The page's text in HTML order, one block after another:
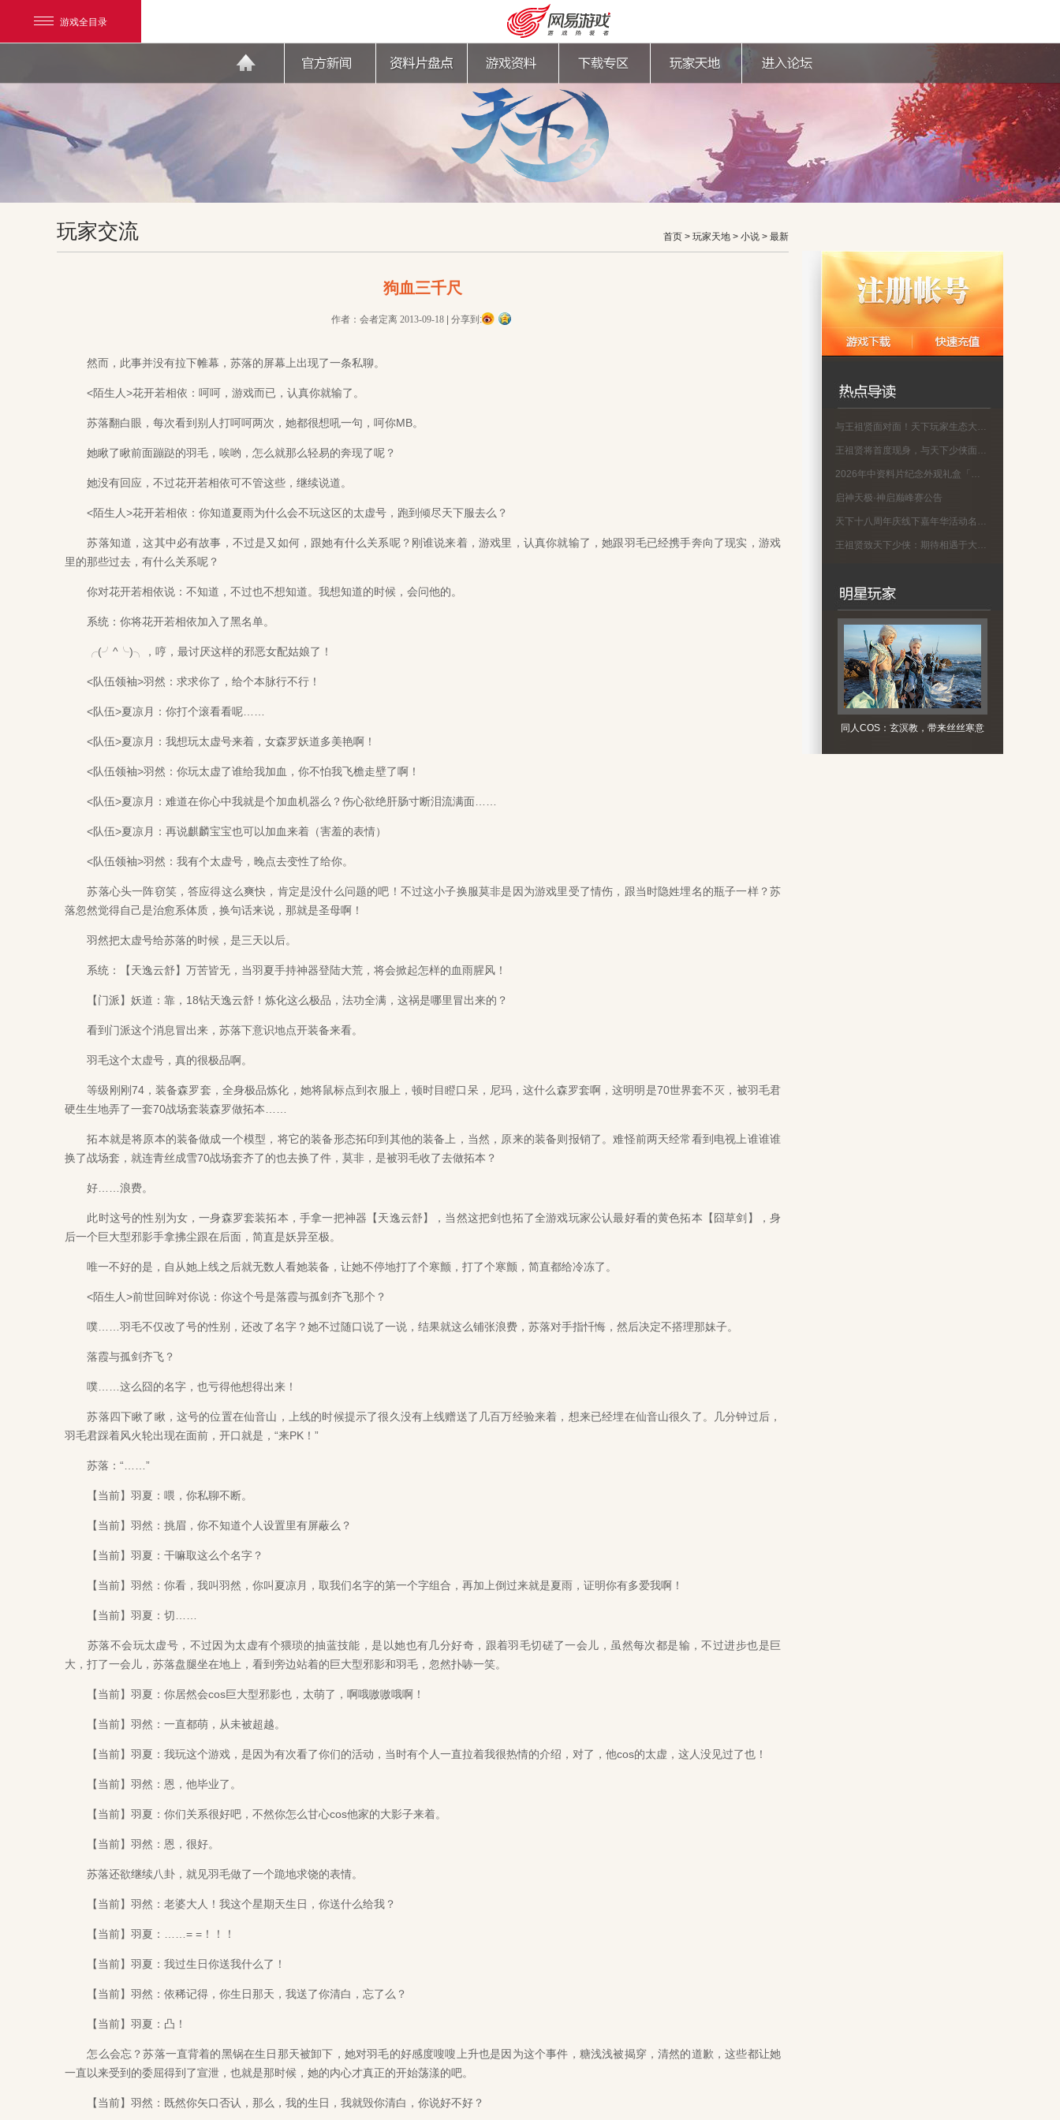
游戏全目录
玩家交流 首页 > 玩家天地 > 小说 > 最新
狗血三千尺
作者：会者定离 2013-09-18 分享到:
然而，此事并没有拉下帷幕，苏落的屏幕上出现了一条私聊。
<陌生人>花开若相依：呵呵，游戏而已，认真你就输了。
苏落翻白眼，每次看到别人打呵呵两次，她都很想吼一句，呵你MB。
她瞅了瞅前面蹦跶的羽毛，唉哟，怎么就那么轻易的奔现了呢？
她没有回应，不过花开若相依可不管这些，继续说道。
<陌生人>花开若相依：你知道夏雨为什么会不玩这区的太虚号，跑到倾尽天下服去么？
苏落知道，这其中必有故事，不过是又如何，跟她有什么关系呢？刚谁说来着，游戏里，认真你就输了，她跟羽毛已经携手奔向了现实，游戏
里的那些过去，有什么关系呢？
你对花开若相依说：不知道，不过也不想知道。我想知道的时候，会问他的。
系统：你将花开若相依加入了黑名单。
╭(╯^╰)╮，哼，最讨厌这样的邪恶女配姑娘了！
<队伍领袖>羽然：求求你了，给个本脉行不行！
<队伍>夏凉月：你打个滚看看呢……
<队伍>夏凉月：我想玩太虚号来着，女森罗妖道多美艳啊！
<队伍领袖>羽然：你玩太虚了谁给我加血，你不怕我飞檐走壁了啊！
<队伍>夏凉月：难道在你心中我就是个加血机器么？伤心欲绝肝肠寸断泪流满面……
<队伍>夏凉月：再说麒麟宝宝也可以加血来着（害羞的表情）
<队伍领袖>羽然：我有个太虚号，晚点去变性了给你。
苏落心头一阵窃笑，答应得这么爽快，肯定是没什么问题的吧！不过这小子换服莫非是因为游戏里受了情伤，跟当时隐姓埋名的瓶子一样？苏
落忽然觉得自己是治愈系体质，换句话来说，那就是圣母啊！
羽然把太虚号给苏落的时候，是三天以后。
系统：【天逸云舒】万苦皆无，当羽夏手持神器登陆大荒，将会掀起怎样的血雨腥风！
【门派】妖道：靠，18钻天逸云舒！炼化这么极品，法功全满，这祸是哪里冒出来的？
看到门派这个消息冒出来，苏落下意识地点开装备来看。
羽毛这个太虚号，真的很极品啊。
等级刚刚74，装备森罗套，全身极品炼化，她将鼠标点到衣服上，顿时目瞪口呆，尼玛，这什么森罗套啊，这明明是70世界套不灭，被羽毛君
硬生生地弄了一套70战场套装森罗做拓本……
拓本就是将原本的装备做成一个模型，将它的装备形态拓印到其他的装备上，当然，原来的装备则报销了。难怪前两天经常看到电视上谁谁谁
换了战场套，就连青丝成雪70战场套齐了的也去换了件，莫非，是被羽毛收了去做拓本？
好……浪费。
此时这号的性别为女，一身森罗套装拓本，手拿一把神器【天逸云舒】，当然这把剑也拓了全游戏玩家公认最好看的黄色拓本【囧草剑】，身
后一个巨大型邪影手拿拂尘跟在后面，简直是妖异至极。
唯一不好的是，自从她上线之后就无数人看她装备，让她不停地打了个寒颤，打了个寒颤，简直都给冷冻了。
<陌生人>前世回眸对你说：你这个号是落霞与孤剑齐飞那个？
噗……羽毛不仅改了号的性别，还改了名字？她不过随口说了一说，结果就这么铺张浪费，苏落对手指忏悔，然后决定不搭理那妹子。
落霞与孤剑齐飞？
噗……这么囧的名字，也亏得他想得出来！
苏落四下瞅了瞅，这号的位置在仙音山，上线的时候提示了很久没有上线赠送了几百万经验来着，想来已经埋在仙音山很久了。几分钟过后，
羽毛君踩着风火轮出现在面前，开口就是，“来PK！”
苏落：“……”
【当前】羽夏：喂，你私聊不断。
【当前】羽然：挑眉，你不知道个人设置里有屏蔽么？
【当前】羽夏：干嘛取这么个名字？
【当前】羽然：你看，我叫羽然，你叫夏凉月，取我们名字的第一个字组合，再加上倒过来就是夏雨，证明你有多爱我啊！
【当前】羽夏：切……
苏落不会玩太虚号，不过因为太虚有个猥琐的抽蓝技能，是以她也有几分好奇，跟着羽毛切磋了一会儿，虽然每次都是输，不过进步也是巨
大，打了一会儿，苏落盘腿坐在地上，看到旁边站着的巨大型邪影和羽毛，忽然扑哧一笑。
【当前】羽夏：你居然会cos巨大型邪影也，太萌了，啊哦嗷嗷哦啊！
【当前】羽然：一直都萌，从未被超越。
【当前】羽夏：我玩这个游戏，是因为有次看了你们的活动，当时有个人一直拉着我很热情的介绍，对了，他cos的太虚，这人没见过了也！
【当前】羽然：恩，他毕业了。
【当前】羽夏：你们关系很好吧，不然你怎么甘心cos他家的大影子来着。
【当前】羽然：恩，很好。
苏落还欲继续八卦，就见羽毛做了一个跪地求饶的表情。
【当前】羽然：老婆大人！我这个星期天生日，你送什么给我？
【当前】羽夏：……= =！！！
【当前】羽夏：我过生日你送我什么了！
【当前】羽然：依稀记得，你生日那天，我送了你清白，忘了么？
【当前】羽夏：凸！
怎么会忘？苏落一直背着的黑锅在生日那天被卸下，她对羽毛的好感度嗖嗖上升也是因为这个事件，糖浅浅被揭穿，清然的道歉，这些都让她
一直以来受到的委屈得到了宣泄，也就是那时候，她的内心才真正的开始荡漾的吧。
【当前】羽然：既然你矢口否认，那么，我的生日，我就毁你清白，你说好不好？
与王祖贤面对面！天下玩家生态大会名单公示
王祖贤将首度现身，与天下少侠面对面！
2026年中资料片纪念外观礼盒「蜀渊问剑」现已上线！
启神天极·神启巅峰赛公告
天下十八周年庆线下嘉年华活动名单公示
王祖贤致天下少侠：期待相遇于大荒！18周年专属问候请查收
同人COS：玄溟教，带来丝丝寒意